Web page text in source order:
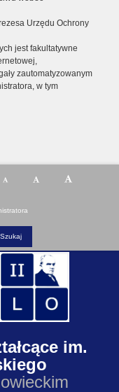
Urzędu Ochrony
jest fakultatywne
zautomatyzowanym
w tym
im.